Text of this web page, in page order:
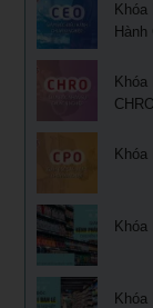
Khóa Học Kỹ
Khóa học
Khoá học Tài
CEO & chiến
hoảng
Khóa học
Sống khỏe trẻ
dương
Khoá học
sự TPHCM
Khoá học
Học phong
Học Xây dựng
dụng tại HCM
Phong thủy
Hành
CHRO